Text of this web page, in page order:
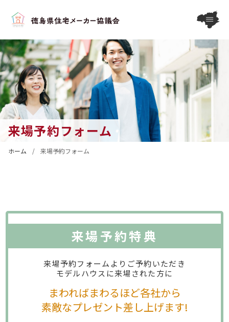
来場予約フォーム
ホーム / 来場予約フォーム
来場予約特典
来場予約フォームよりご予約いただき
モデルハウスに来場された方に
まわればまわるほど各社から
素敵なプレゼント差し上げます!